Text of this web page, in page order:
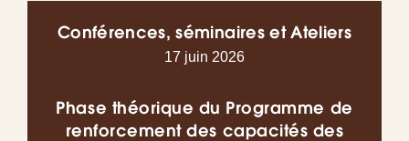
Conférences, séminaires et Ateliers
17 juin 2026
Phase théorique du Programme de
renforcement des capacités des